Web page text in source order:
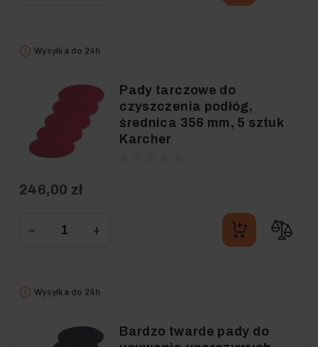
Wysyłka do 24h
Pady tarczowe do
czyszczenia podłóg,
średnica 356 mm, 5 sztuk
Karcher
246,00 zł
− +
Wysyłka do 24h
Bardzo twarde pady do